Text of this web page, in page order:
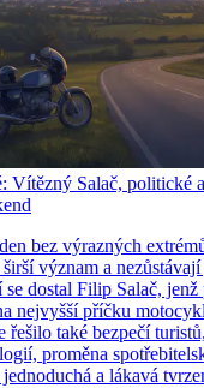
Vítězný Salač, politické
bez výrazných
význam a
dostal Filip Salač, jenž
nejvyšší příčku
řešilo také bezpečí
proměna
a lákavá